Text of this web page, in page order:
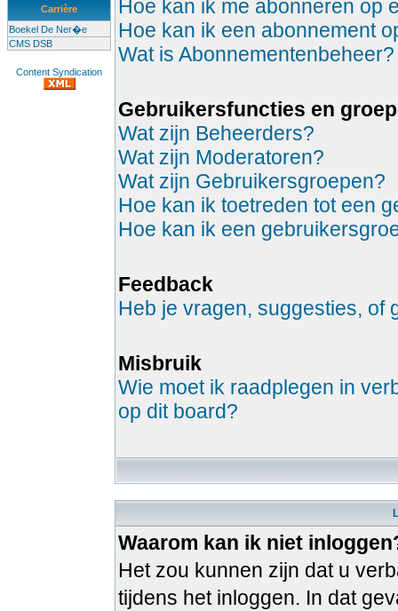
Carrière
Boekel De Ner�e
CMS DSB
Content Syndication
Hoe kan ik me abonneren op
Hoe kan ik een abonnement
Wat is Abonnementenbeheer?
Gebruikersfuncties en
Wat zijn Beheerders?
Wat zijn Moderatoren?
Wat zijn Gebruikersgroepen?
Hoe kan ik toetreden tot een
Hoe kan ik een
Feedback
Heb je vragen, suggesties, of
Misbruik
Wie moet ik raadplegen in
op dit board?
Waarom kan ik niet
Het zou kunnen zijn dat u
tijdens het inloggen. In dat